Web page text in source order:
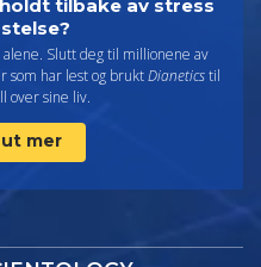
tilbake av stress
Slutt deg til millionene av
som har lest og bruktDianeticstil
over sine liv.
mer